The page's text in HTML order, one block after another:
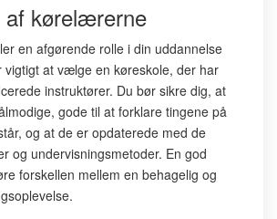
af kørelærerne
en afgørende rolle i din uddannelse
vigtigt at vælge en køreskole, der har
instruktører. Du bør sikre dig, at
gode til at forklare tingene på
og at de er opdaterede med de
og undervisningsmetoder. En god
forskellen mellem en behagelig og